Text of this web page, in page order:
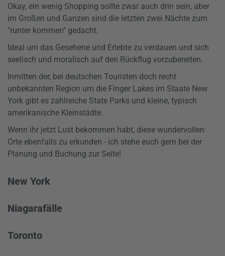
Okay, ein wenig Shopping sollte zwar auch drin sein, aber
im Großen und Ganzen sind die letzten zwei Nächte zum
"runter kommen" gedacht.
Ideal um das Gesehene und Erlebte zu verdauen und sich
seelisch und moralisch auf den Rückflug vorzubereiten.
Inmitten der, bei deutschen Touristen doch recht
unbekannten Region um die Finger Lakes im Staate New
York gibt es zahlreiche State Parks und kleine, typisch
amerikanische Kleinstädte.
Wenn ihr jetzt Lust bekommen habt, diese wundervollen
Orte ebenfalls zu erkunden - ich stehe euch gern bei der
Planung und Buchung zur Seite!
New York
Niagarafälle
Toronto